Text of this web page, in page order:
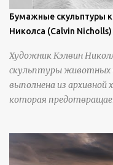
Бумажные скульптуры
Николса (Calvin Nicholls)
Художник Кэлвин
скульптуры животных
выполнена из
которая
инструменты для
вылепить каждую